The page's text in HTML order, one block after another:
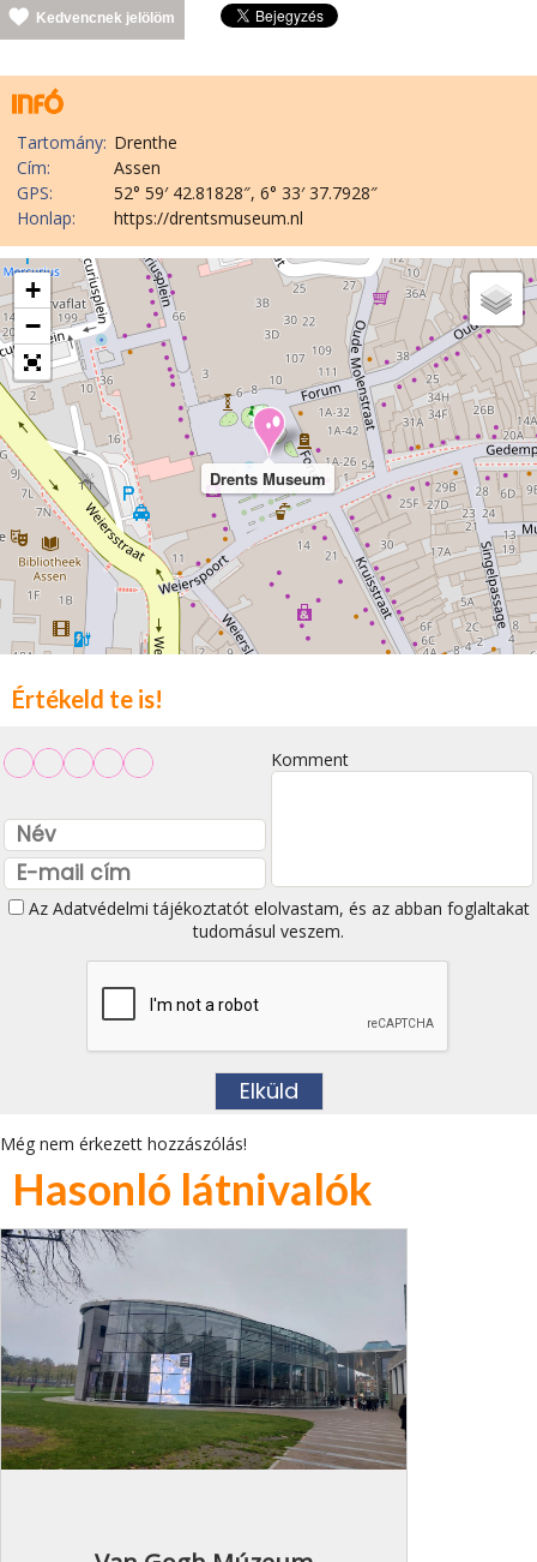
Kedvencnek jelölöm
Tartomány: Drenthe
Cím:
Assen
GPS:
52° 59′ 42.81828″, 6° 33′ 37.7928″
Honlap:
https://drentsmuseum.nl
Drents Museum
+
−
Értékeld te is!
Komment
Az Adatvédelmi tájékoztatótelolvastam, és az abban foglaltakat
tudomásul veszem.
Még nem érkezett hozzászólás!
Hasonló látnivalók